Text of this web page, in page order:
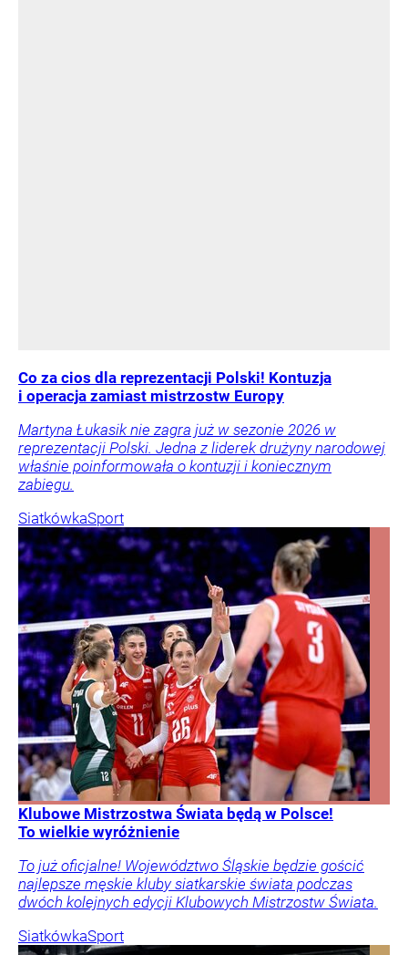
Co za cios dla reprezentacji Polski! Kontuzja
i operacja zamiast mistrzostw Europy
Martyna Łukasik nie zagra już w sezonie 2026 w
reprezentacji Polski. Jedna z liderek drużyny narodowej
właśnie poinformowała o kontuzji i koniecznym
zabiegu.
SiatkówkaSport
Klubowe Mistrzostwa Świata będą w Polsce!
To wielkie wyróżnienie
To już oficjalne! Województwo Śląskie będzie gościć
najlepsze męskie kluby siatkarskie świata podczas
dwóch kolejnych edycji Klubowych Mistrzostw Świata.
SiatkówkaSport